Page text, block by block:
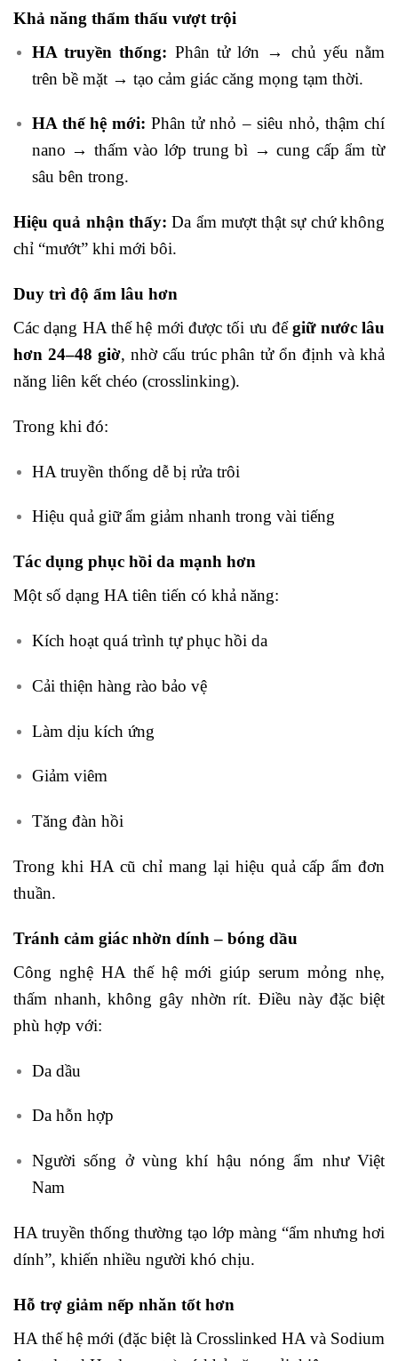
Khả năng thẩm thấu vượt trội
HA truyền thống: Phân tử lớn → chủ yếu nằm
trên bề mặt → tạo cảm giác căng mọng tạm thời.
HA thế hệ mới: Phân tử nhỏ – siêu nhỏ, thậm chí
nano → thấm vào lớp trung bì → cung cấp ẩm từ
sâu bên trong.
Hiệu quả nhận thấy: Da ẩm mượt thật sự chứ không
chỉ “mướt” khi mới bôi.
Duy trì độ ẩm lâu hơn
Các dạng HA thế hệ mới được tối ưu đểgiữ nước lâu
hơn 24–48 giờ, nhờ cấu trúc phân tử ổn định và khả
năng liên kết chéo (crosslinking).
Trong khi đó:
HA truyền thống dễ bị rửa trôi
Hiệu quả giữ ẩm giảm nhanh trong vài tiếng
Tác dụng phục hồi da mạnh hơn
Một số dạng HA tiên tiến có khả năng:
Kích hoạt quá trình tự phục hồi da
Cải thiện hàng rào bảo vệ
Làm dịu kích ứng
Giảm viêm
Tăng đàn hồi
Trong khi HA cũ chỉ mang lại hiệu quả cấp ẩm đơn
thuần.
Tránh cảm giác nhờn dính – bóng dầu
Công nghệ HA thế hệ mới giúp serum mỏng nhẹ,
thấm nhanh, không gây nhờn rít. Điều này đặc biệt
phù hợp với:
Da dầu
Da hỗn hợp
Người sống ở vùng khí hậu nóng ẩm như Việt
Nam
HA truyền thống thường tạo lớp màng “ẩm nhưng hơi
dính”, khiến nhiều người khó chịu.
Hỗ trợ giảm nếp nhăn tốt hơn
HA thế hệ mới (đặc biệt là Crosslinked HA và Sodium